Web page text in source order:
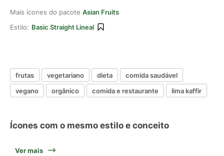
Mais ícones do pacote Asian Fruits
Estilo: Basic Straight Lineal
frutas vegetariano dieta
comida saudável
vegano
orgânico comida e restaurante lima kaffir
Ícones com o mesmo estilo e conceito
Ver mais